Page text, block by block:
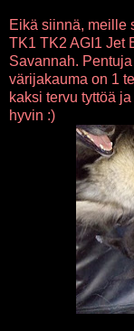
Eikä siinnä, meille
TK1 TK2 AGI1 Jet
Savannah.
värijakauma on 1
kaksi tervu tyttöä
hyvin :)